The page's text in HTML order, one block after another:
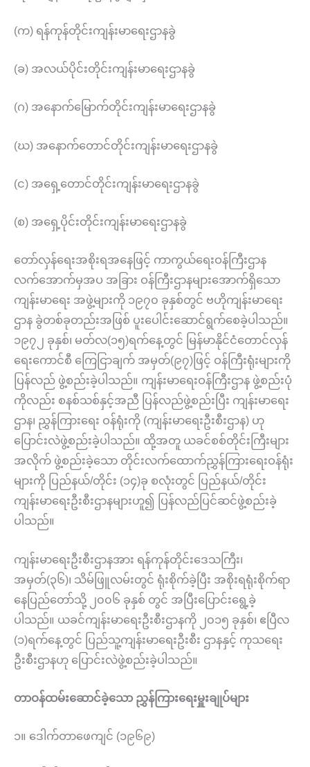
(က) ရန်ကုန်တိုင်းကျန်းမာရေးဌာနခွဲ
(ခ) အလယ်ပိုင်းတိုင်းကျန်းမာရေးဌာနခွဲ
(ဂ) အနောက်မြောက်တိုင်းကျန်းမာရေးဌာနခွဲ
(ဃ) အနောက်တောင်တိုင်းကျန်းမာရေးဌာနခွဲ
(င) အရှေ့တောင်တိုင်းကျန်းမာရေးဌာနခွဲ
(စ) အရှေ့ပိုင်းတိုင်းကျန်းမာရေးဌာနခွဲ
တော်လှန်ရေးအစိုးရအနေဖြင့် ကာကွယ်ရေးဝန်ကြီးဌာန
လက်အောက်မှအပ အခြား ဝန်ကြီးဌာနများအောက်ရှိသော
ကျန်းမာရေး အဖွဲ့များကို ၁၉၇၀ ခုနှစ်တွင် ဗဟိုကျန်းမာရေး
ဌာန ခွဲတစ်ခုတည်းအဖြစ် ပူးပေါင်းဆောင်ရွက်စေခဲ့ပါသည်။
၁၉၇၂ ခုနှစ်၊ မတ်လ(၁၅)ရက်နေ့တွင် မြန်မာနိုင်ငံတောင်လှန်
ရေးကောင်စီ ကြေငြာချက် အမှတ်(၉၇)ဖြင့် ဝန်ကြီးရုံးများကို
ပြန်လည် ဖွဲ့စည်းခဲ့ပါသည်။ ကျန်းမာရေးဝန်ကြီးဌာန ဖွဲ့စည်းပုံ
ကိုလည်း စနစ်သစ်နှင့်အညီ ပြန်လည်ဖွဲ့စည်းပြီး ကျန်းမာရေး
ဌာန၊ ညွှန်ကြားရေး ဝန်ရုံးကို (ကျန်းမာရေးဦးစီးဌာန) ဟု
ပြောင်းလဲဖွဲ့စည်းခဲ့ပါသည်။ ထို့အတူ ယခင်စစ်တိုင်းကြီးများ
အလိုက် ဖွဲ့စည်းခဲ့သော တိုင်းလက်ထောက်ညွှန်ကြားရေးဝန်ရုံး
များကို ပြည်နယ်/တိုင်း (၁၄)ခု စလုံးတွင် ပြည်နယ်/တိုင်း
ကျန်းမာရေးဦးစီးဌာနများဟူ၍ ပြန်လည်ပြင်ဆင်ဖွဲ့စည်းခဲ့
ပါသည်။
ကျန်းမာရေးဦးစီးဌာနအား ရန်ကုန်တိုင်းဒေသကြီး၊
အမှတ်(၃၆)၊ သိမ်ဖြူလမ်းတွင် ရုံးစိုက်ခဲ့ပြီး အစိုးရရုံးစိုက်ရာ
နေပြည်တော်သို့ ၂၀၀၆ ခုနှစ် တွင် အပြီးပြောင်းရွေ့ခဲ့
ပါသည်။ ယခင်ကျန်းမာရေးဦးစီးဌာနကို ၂၀၁၅ ခုနှစ်၊ ဧပြီလ
(၁)ရက်နေ့တွင် ပြည်သူ့ကျန်းမာရေးဦးစီး ဌာနနှင့် ကုသရေး
ဦးစီးဌာနဟု ပြောင်းလဲဖွဲ့စည်းခဲ့ပါသည်။
တာဝန်ထမ်းဆောင်ခဲ့သော ညွှန်ကြားရေးမှူးချုပ်များ
၁။ ဒေါက်တာဖေကျင် (၁၉၆၉)